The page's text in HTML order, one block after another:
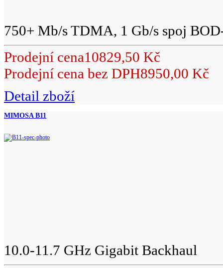
750+ Mb/s TDMA, 1 Gb/s spoj
Prodejní cena10829,50 Kč
Prodejní cena bez DPH8950,00 Kč
Detail zboží
MIMOSA B11
10.0-11.7 GHz Gigabit Backhaul